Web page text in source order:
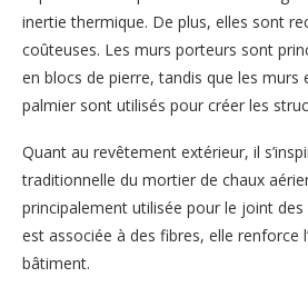
inertie thermique. De plus, elles sont
coûteuses. Les murs porteurs sont
en blocs de pierre, tandis que les murs
palmier sont utilisés pour créer les
Quant au revêtement extérieur, il
traditionnelle du mortier de chaux
principalement utilisée pour le joint des
est associée à des fibres, elle renforce
bâtiment.